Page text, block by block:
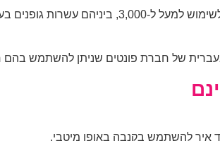
גרסת הפרו תעלה את מספר הגופנים המורשים
של חברת פונטים שניתן להשתמש בהם
איך להשתמש בקנבה באופן מיטבי,